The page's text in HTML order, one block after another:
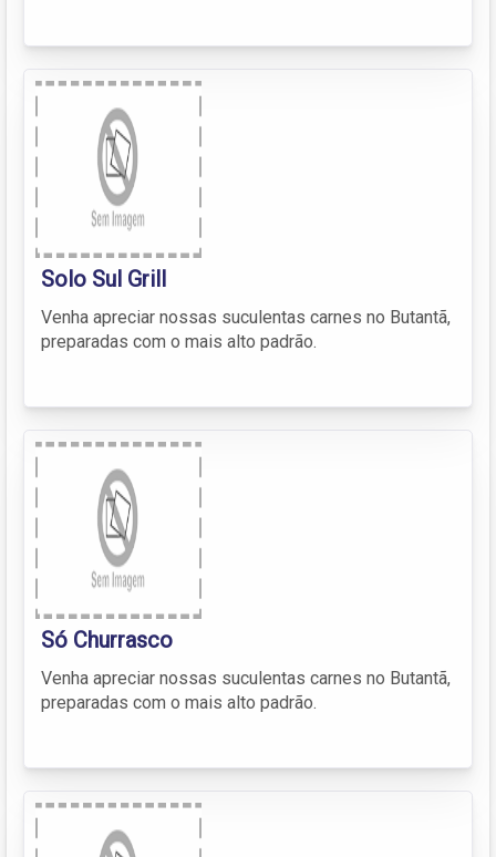
Solo Sul Grill
Venha apreciar nossas suculentas carnes no Butantã,
preparadas com o mais alto padrão.
Só Churrasco
Venha apreciar nossas suculentas carnes no Butantã,
preparadas com o mais alto padrão.